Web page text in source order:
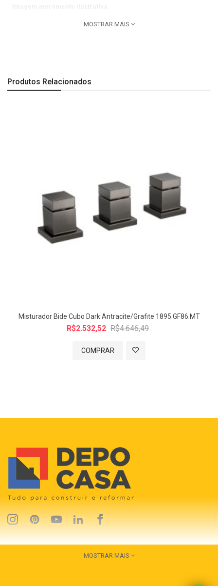
MOSTRAR MAIS
Produtos Relacionados
Misturador Bide Cubo Dark Antracite/Grafite 1895.GF86.MT
R$2.532,52 R$4.646,49
COMPRAR
MOSTRAR MAIS